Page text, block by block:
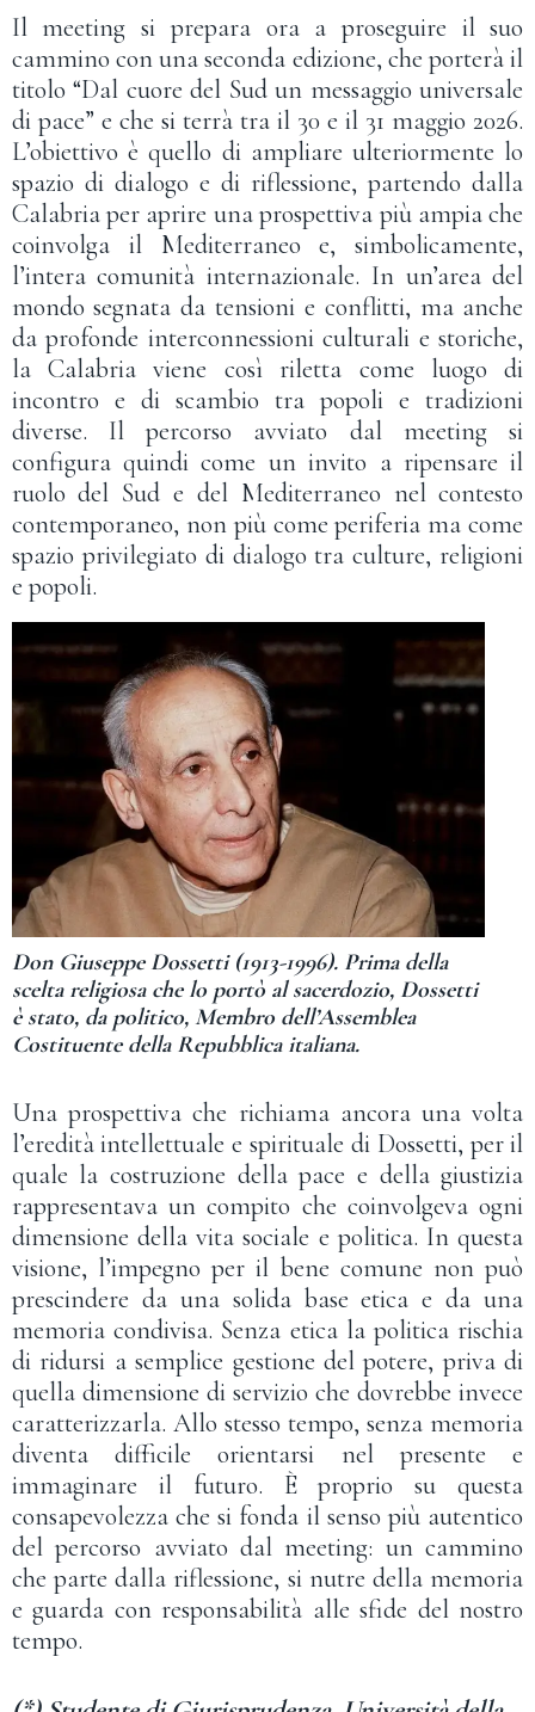
Il meeting si prepara ora a proseguire il suo
cammino con una seconda edizione, che porterà il
titolo “Dal cuore del Sud un messaggio universale
di pace” e che si terrà tra il 30 e il 31 maggio 2026.
L’obiettivo è quello di ampliare ulteriormente lo
spazio di dialogo e di riflessione, partendo dalla
Calabria per aprire una prospettiva più ampia che
coinvolga il Mediterraneo e, simbolicamente,
l’intera comunità internazionale. In un’area del
mondo segnata da tensioni e conflitti, ma anche
da profonde interconnessioni culturali e storiche,
la Calabria viene così riletta come luogo di
incontro e di scambio tra popoli e tradizioni
diverse. Il percorso avviato dal meeting si
configura quindi come un invito a ripensare il
ruolo del Sud e del Mediterraneo nel contesto
contemporaneo, non più come periferia ma come
spazio privilegiato di dialogo tra culture, religioni
e popoli.
Don Giuseppe Dossetti (1913-1996). Prima della
scelta religiosa che lo portò al sacerdozio, Dossetti
è stato, da politico, Membro dell’Assemblea
Costituente della Repubblica italiana.
Una prospettiva che richiama ancora una volta
l’eredità intellettuale e spirituale di Dossetti, per il
quale la costruzione della pace e della giustizia
rappresentava un compito che coinvolgeva ogni
dimensione della vita sociale e politica. In questa
visione, l’impegno per il bene comune non può
prescindere da una solida base etica e da una
memoria condivisa. Senza etica la politica rischia
di ridursi a semplice gestione del potere, priva di
quella dimensione di servizio che dovrebbe invece
caratterizzarla. Allo stesso tempo, senza memoria
diventa difficile orientarsi nel presente e
immaginare il futuro. È proprio su questa
consapevolezza che si fonda il senso più autentico
del percorso avviato dal meeting: un cammino
che parte dalla riflessione, si nutre della memoria
e guarda con responsabilità alle sfide del nostro
tempo.